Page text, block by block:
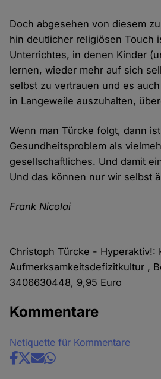
Doch abgesehen von diesem
hin deutlicher religiösen Touch
Unterrichtes, in denen Kinder
lernen, wieder mehr auf sich
selbst zu vertrauen und es
in Langeweile auszuhalten,
Wenn man Türcke folgt, dann
Gesundheitsproblem als
gesellschaftliches. Und damit
Und das können nur wir selbst
Frank Nicolai
Christoph Türcke - Hyperaktiv!:
Aufmerksamkeitsdefizitkultur ,
3406630448, 9,95 Euro
Kommentare
Netiquette für Kommentare
Share